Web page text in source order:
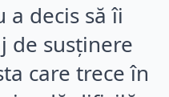
a decis să îi
de susținere
care trece în